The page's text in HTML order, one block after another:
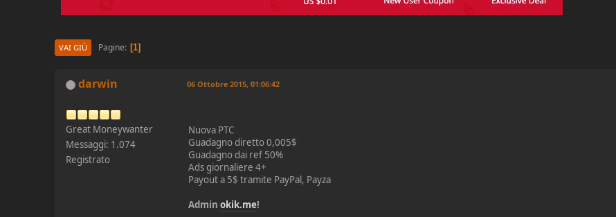
VAI GIÙ Pagine 1
darwin
Great Moneywanter
Messaggi: 1.074
Registrato
06 Ottobre 2015, 01:06:42
Nuova PTC
Guadagno diretto 0,005$
Guadagno dai ref 50%
Ads giornaliere 4+
Payout a 5$ tramite PayPal, Payza
Adminokik.me!